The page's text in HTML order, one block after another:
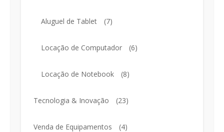
Aluguel de Tablet (7)
Locação de Computador (6)
Locação de Notebook (8)
Tecnologia & Inovação (23)
Venda de Equipamentos (4)